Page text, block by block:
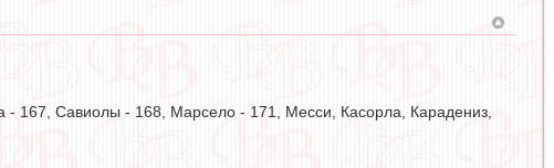
167, Савиолы - 168, Марсело - 171, Месси, Касорла, Карадениз,